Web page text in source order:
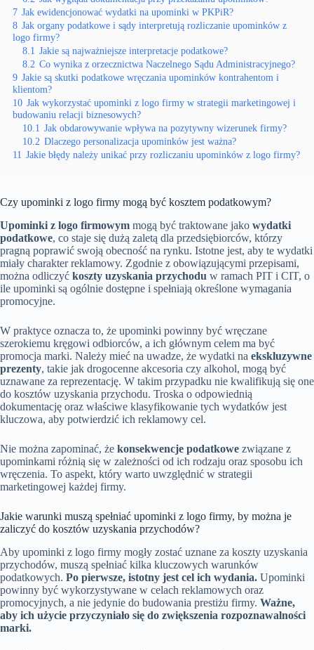
7 Jak ewidencjonować wydatki na upominki w PKPiR?
8 Jak organy podatkowe i sądy interpretują rozliczanie upominków z
logo firmy?
8.1 Jakie są najważniejsze interpretacje podatkowe?
8.2 Co wynika z orzecznictwa Naczelnego Sądu Administracyjnego?
9 Jakie są skutki podatkowe wręczania upominków kontrahentom i
klientom?
10 Jak wykorzystać upominki z logo firmy w strategii marketingowej i
budowaniu relacji biznesowych?
10.1 Jak obdarowywanie wpływa na pozytywny wizerunek firmy?
10.2 Dlaczego personalizacja upominków jest ważna?
11 Jakie błędy należy unikać przy rozliczaniu upominków z logo firmy?
Czy upominki z logo firmy mogą być kosztem podatkowym?
Upominki z logo firmowym mogą być traktowane jako wydatki
podatkowe, co staje się dużą zaletą dla przedsiębiorców, którzy
pragną poprawić swoją obecność na rynku. Istotne jest, aby te wydatki
miały charakter reklamowy. Zgodnie z obowiązującymi przepisami,
można odliczyć koszty uzyskania przychodu w ramach PIT i CIT, o
ile upominki są ogólnie dostępne i spełniają określone wymagania
promocyjne.
W praktyce oznacza to, że upominki powinny być wręczane
szerokiemu kręgowi odbiorców, a ich głównym celem ma być
promocja marki. Należy mieć na uwadze, że wydatki na ekskluzywne
prezenty, takie jak drogocenne akcesoria czy alkohol, mogą być
uznawane za reprezentację. W takim przypadku nie kwalifikują się one
do kosztów uzyskania przychodu. Troska o odpowiednią
dokumentację oraz właściwe klasyfikowanie tych wydatków jest
kluczowa, aby potwierdzić ich reklamowy cel.
Nie można zapominać, że konsekwencje podatkowe związane z
upominkami różnią się w zależności od ich rodzaju oraz sposobu ich
wręczenia. To aspekt, który warto uwzględnić w strategii
marketingowej każdej firmy.
Jakie warunki muszą spełniać upominki z logo firmy, by można je
zaliczyć do kosztów uzyskania przychodów?
Aby upominki z logo firmy mogły zostać uznane za koszty uzyskania
przychodów, muszą spełniać kilka kluczowych warunków
podatkowych. Po pierwsze, istotny jest cel ich wydania. Upominki
powinny być wykorzystywane w celach reklamowych oraz
promocyjnych, a nie jedynie do budowania prestiżu firmy. Ważne,
aby ich użycie przyczyniało się do zwiększenia rozpoznawalności
marki.